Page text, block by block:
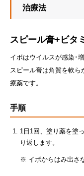
治療法
スピール膏+ビタ
イボはウイルスが感染･
スピール膏は角質を軟ら
療薬です。
手順
1日1回、塗り薬を塗
り返します。
※ イボからはみ出さ